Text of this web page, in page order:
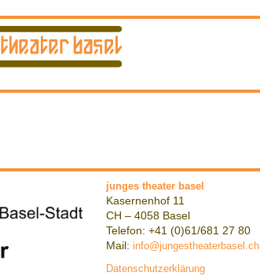
junges theater basel
Kasernenhof 11
CH – 4058 Basel
Telefon: +41 (0)61/681 27 80
Mail: info@jungestheaterbasel.ch
Datenschutzerklärung